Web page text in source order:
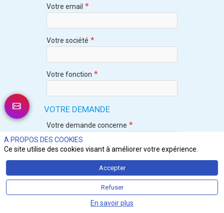
Votre email *
Votre société *
Votre fonction *
VOTRE DEMANDE
Votre demande concerne *
Cliquez pour sélectionner un élément
*
A PROPOS DES COOKIES
Ce site utilise des cookies visant à améliorer votre expérience.
Accepter
Refuser
En savoir plus